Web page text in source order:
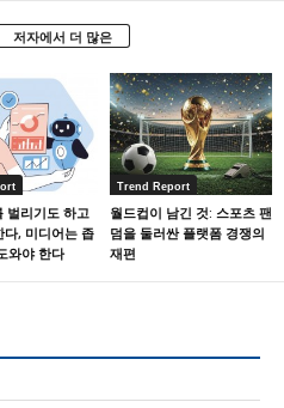
저자에서 더 많은
벌리기도 하고
다, 미디어는 좁
와야 한다
Trend Report
월드컵이 남긴 것: 스포츠 팬
덤을 둘러싼 플랫폼 경쟁의
재편